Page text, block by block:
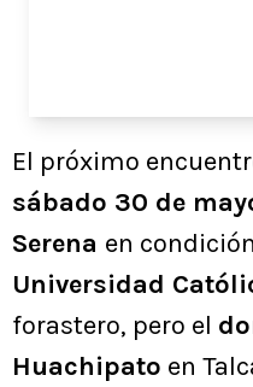
El próximo
sábado 30 de
Serena en
Universidad
forastero, pero el
Huachipato en